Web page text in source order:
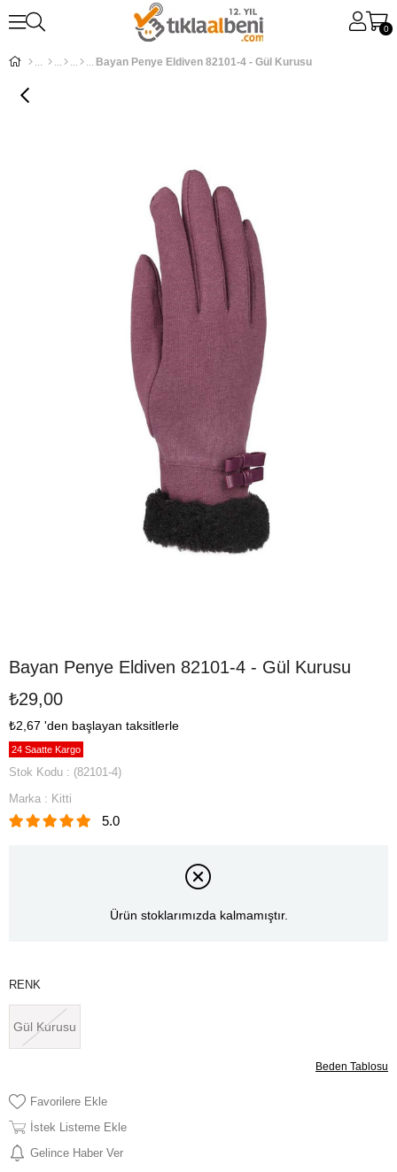
0
Bayan Penye Eldiven 82101-4 - Gül Kurusu
Bayan Penye Eldiven 82101-4 - Gül Kurusu
₺29,00
₺2,67 'den başlayan taksitlerle
24 Saatte Kargo
Stok Kodu
(82101-4)
Marka : Kitti
5.0
Ürün stoklarımızda kalmamıştır.
RENK
Gül Kurusu
Beden Tablosu
Favorilere Ekle
İstek Listeme Ekle
Gelince Haber Ver